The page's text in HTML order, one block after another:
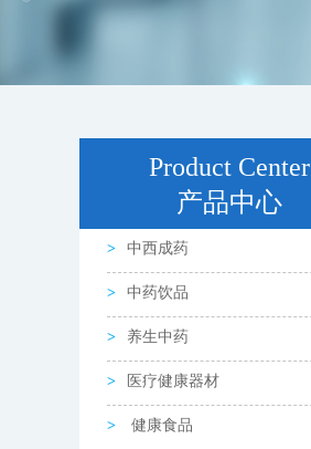
Product Center
产品中心
中西成药
中药饮品
养生中药
医疗健康器材
健康食品